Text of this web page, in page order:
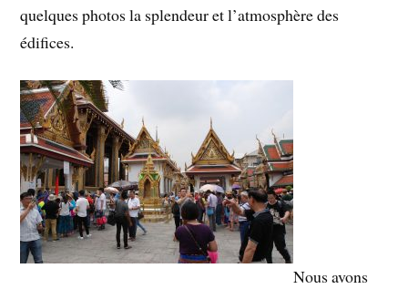
quelques photos la splendeur et l’atmosphère des
édifices.
Nous avons